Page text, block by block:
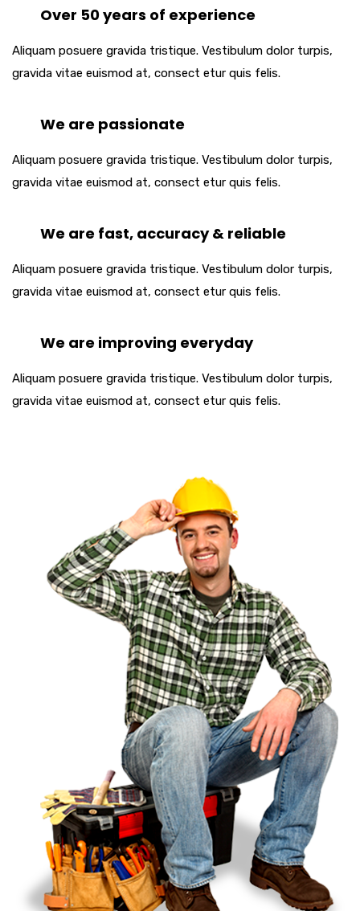
Over 50 years of experience
Aliquam posuere gravida tristique. Vestibulum dolor turpis,
gravida vitae euismod at, consect etur quis felis.
We are passionate
Aliquam posuere gravida tristique. Vestibulum dolor turpis,
gravida vitae euismod at, consect etur quis felis.
We are fast, accuracy & reliable
Aliquam posuere gravida tristique. Vestibulum dolor turpis,
gravida vitae euismod at, consect etur quis felis.
We are improving everyday
Aliquam posuere gravida tristique. Vestibulum dolor turpis,
gravida vitae euismod at, consect etur quis felis.